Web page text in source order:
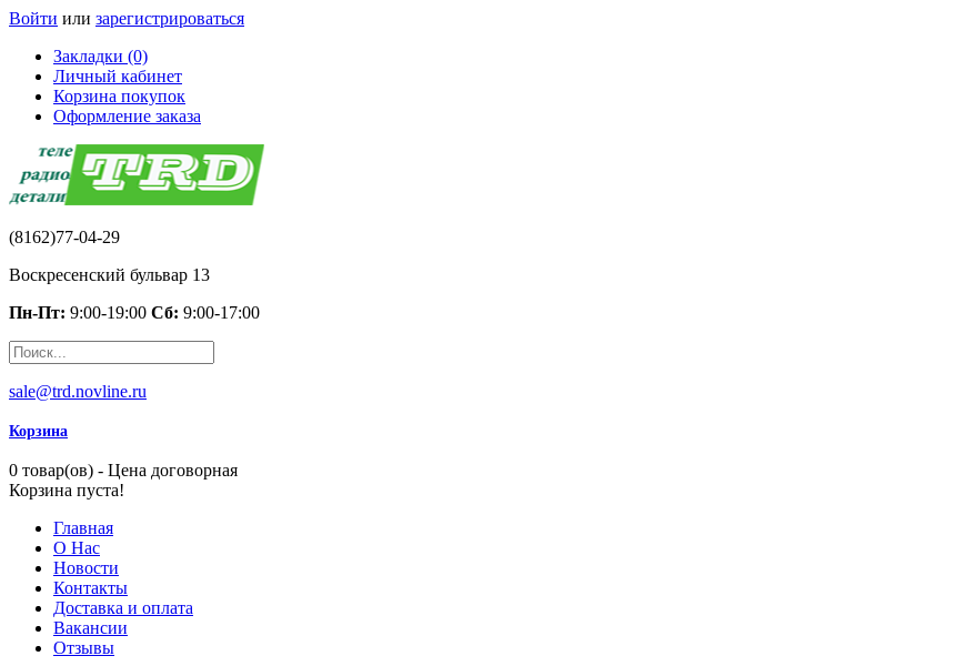
Войти или зарегистрироваться
Закладки (0)
Личный кабинет
Корзина покупок
Оформление заказа
(8162)77-04-29
Воскресенский бульвар 13
Пн-Пт: 9:00-19:00 Сб: 9:00-17:00
sale@trd.novline.ru
Корзина
0 товар(ов) - Цена договорная
Корзина пуста!
Главная
О Нас
Новости
Контакты
Доставка и оплата
Вакансии
Отзывы